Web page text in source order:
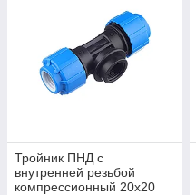
Тройник ПНД с
внутренней резьбой
компрессионный 20x20